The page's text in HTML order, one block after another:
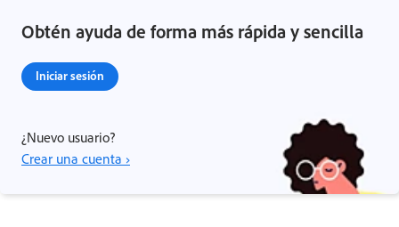
Obtén ayuda de forma más rápida y sencilla
Iniciar sesión
¿Nuevo usuario?
Crear una cuenta ›